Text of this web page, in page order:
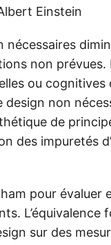
Einstein
nécessaires
non prévues.
ou cognitives
non
de
des impuretés
pour évaluer
L’équivalence
sur des